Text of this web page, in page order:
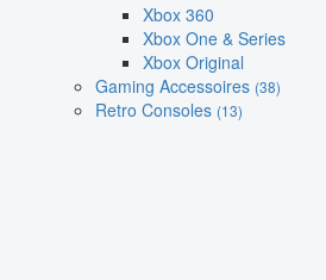
Xbox 360
Xbox One & Series
Xbox Original
Gaming Accessoires (38)
Retro Consoles (13)